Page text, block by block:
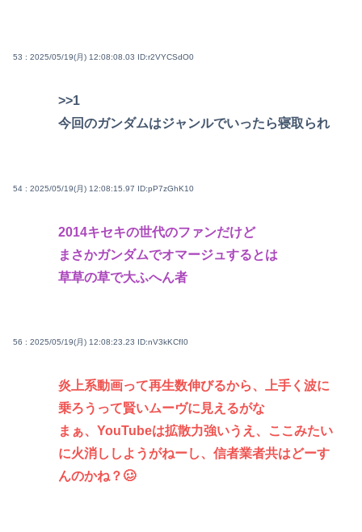
53 : 2025/05/19(月) 12:08:08.03 ID:r2VYCSdO0
>>1
今回のガンダムはジャンルでいったら寝取られ
54 : 2025/05/19(月) 12:08:15.97 ID:pP7zGhK10
2014キセキの世代のファンだけど
まさかガンダムでオマージュするとは
草草の草で大ふへん者
56 : 2025/05/19(月) 12:08:23.23 ID:nV3kKCfI0
炎上系動画って再生数伸びるから、上手く波に
乗ろうって賢いムーヴに見えるがな
まぁ、YouTubeは拡散力強いうえ、ここみたい
に火消ししようがねーし、信者業者共はどーす
んのかね？🥴